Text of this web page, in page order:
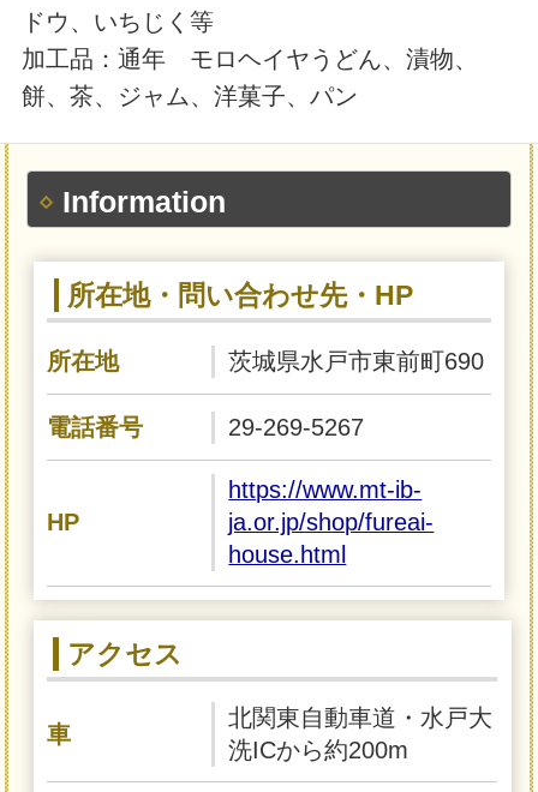
ドウ、いちじく等
加工品：通年 モロヘイヤうどん、漬物、
餅、茶、ジャム、洋菓子、パン
Information
所在地・問い合わせ先・HP
所在地 茨城県水戸市東前町690
電話番号 29-269-5267
HP
https://www.mt-ib-
ja.or.jp/shop/fureai-
house.html
アクセス
車
北関東自動車道・水戸大
洗ICから約200m